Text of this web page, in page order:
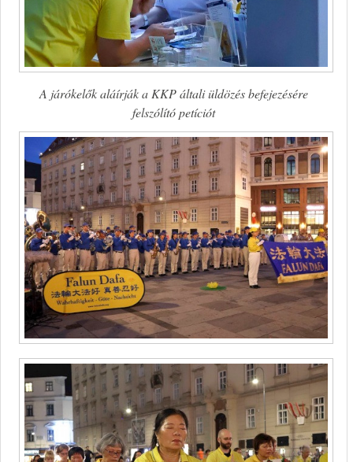
A járókelők aláírják a KKP általi üldözés befejezésére
felszólító petíciót